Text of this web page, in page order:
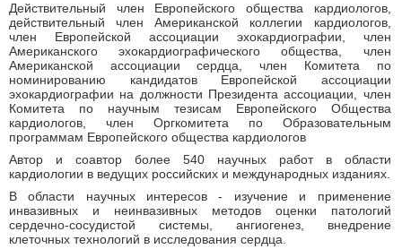
Действительный член Европейского общества кардиологов,
действительный член Американской коллегии кардиологов,
член Европейской ассоциации эхокардиографии, член
Американского эхокардиографического общества, член
Американской ассоциации сердца, член Комитета по
номинированию кандидатов Европейской ассоциации
эхокардиографии на должности Президента ассоциации, член
Комитета по научным тезисам Европейского Общества
кардиологов, член Оргкомитета по Образовательным
программам Европейского общества кардиологов
Автор и соавтор более 540 научных работ в области
кардиологии в ведущих российских и международных изданиях.
В области научных интересов - изучение и применение
инвазивных и неинвазивных методов оценки патологий
сердечно-сосудистой системы, ангиогенез, внедрение
клеточных технологий в исследования сердца.